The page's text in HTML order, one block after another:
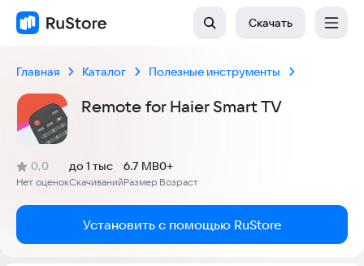
Скачать
Главная Каталог Полезные инструменты
Remote for Haier Smart TV
Рейтинг:
0,0
(
Нет оценок
)
Скачиваний
до 1 тыс
Размер
6.7 MB
Возраст
0+
Установить с помощью RuStore